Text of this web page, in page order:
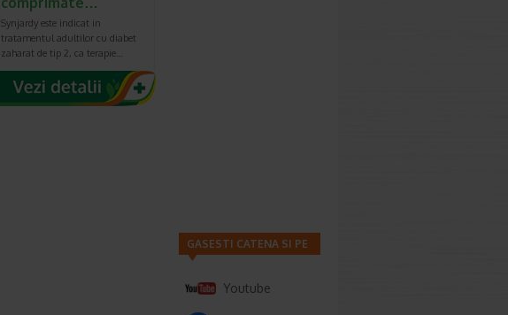
Synjardy este indicat in
tratamentul adultilor cu diabet
zaharat de tip 2, ca terapie…
GASESTI CATENA SI PE
Youtube